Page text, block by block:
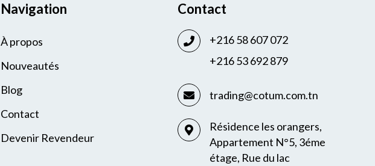
Navigation
À propos
Nouveautés
Blog
Contact
Devenir Revendeur
Contact
+216 58 607 072
+216 53 692 879
trading@cotum.com.tn
Résidence les orangers,
Appartement N°5, 3éme
étage, Rue du lac